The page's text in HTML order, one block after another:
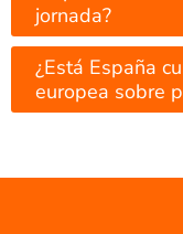
jornada?
¿Está España
europea sobre